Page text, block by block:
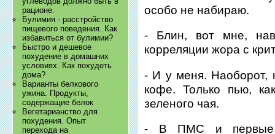
рационе.
Булимия - расстройство
пищевого поведения. Как
избавиться от булимии?
Быстро и дешевое
похудение в домашних
условиях. Как похудеть
дома?
Варианты белкового
ужина. Продукты,
содержащие белок
Вегетарианство для
похудения. Опыт
перехода на
особо не набираю.
- Блин, вот мне,
корреляции жора с
- И у меня. Наоборот,
кофе. Только пью,
зеленого чая.
- В ПМС и первые